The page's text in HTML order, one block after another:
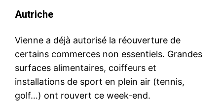
Autriche
Vienne a déjà autorisé la réouverture de
certains commerces non essentiels. Grandes
surfaces alimentaires, coiffeurs et
installations de sport en plein air (tennis,
golf…) ont rouvert ce week-end.